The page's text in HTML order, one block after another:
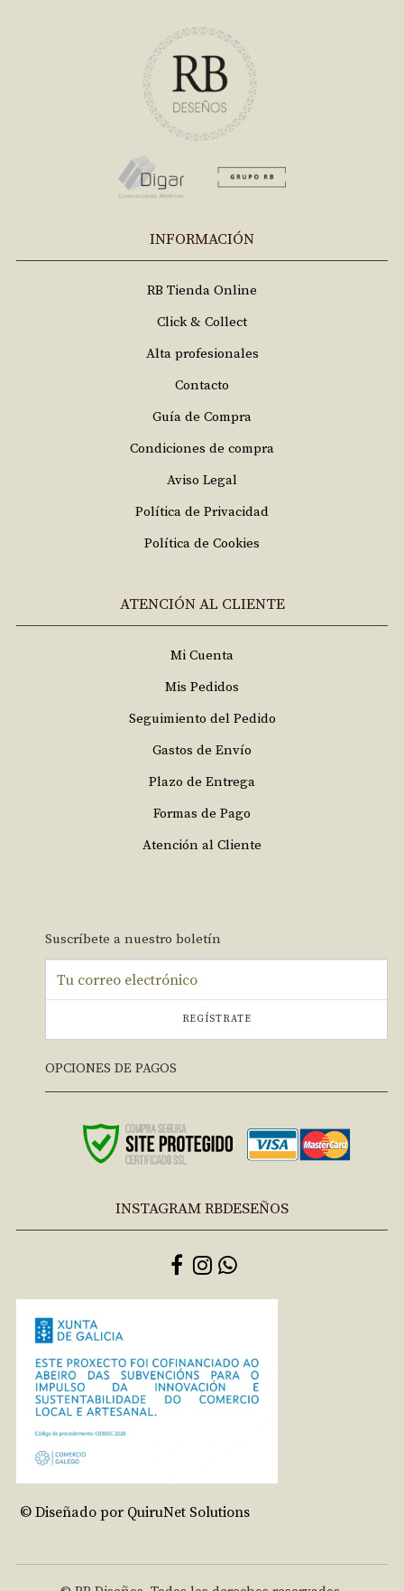
INFORMACIÓN
RB Tienda Online
Click & Collect
Alta profesionales
Contacto
Guía de Compra
Condiciones de compra
Aviso Legal
Política de Privacidad
Política de Cookies
ATENCIÓN AL CLIENTE
Mi Cuenta
Mis Pedidos
Seguimiento del Pedido
Gastos de Envío
Plazo de Entrega
Formas de Pago
Atención al Cliente
Suscríbete a nuestro boletín
REGÍSTRATE
OPCIONES DE PAGOS
INSTAGRAM RBDESEÑOS
© Diseñado por QuiruNet Solutions